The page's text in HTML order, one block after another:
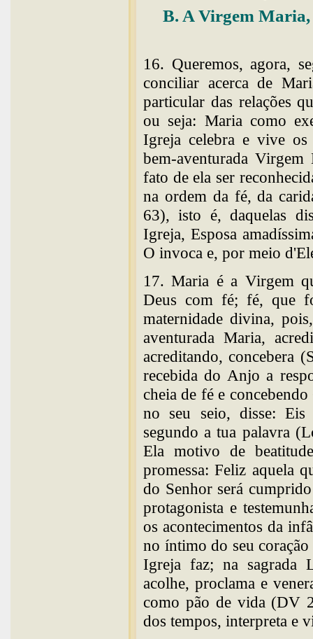
B. A Virgem
16. Queremos, agora,
conciliar acerca de
particular das relações
ou seja: Maria como
Igreja celebra e vive
bem-aventurada Virgem
fato de ela ser
na ordem da fé, da
63), isto é, daquelas
Igreja, Esposa
O invoca e, por meio
17. Maria é a Virgem
Deus com fé; fé, que
maternidade divina,
aventurada Maria,
acreditando, concebera
recebida do Anjo a
cheia de fé e
no seu seio, disse:
segundo a tua palavra
Ela motivo de
promessa: Feliz aquela
do Senhor será
protagonista e
os acontecimentos da
no íntimo do seu
Igreja faz; na sagrada
acolhe, proclama e
como pão de vida (DV
dos tempos, interpreta e